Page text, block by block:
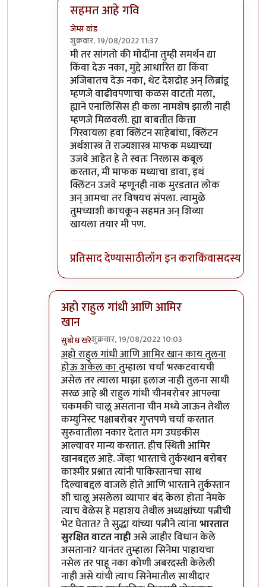
सहमत आहे गवि
जेम्स वांड
शुक्रवार, 19/08/2022 11:37
In reply toविरोधात वैयक्तिक पण नाहीby
मी तर सांगतो की मोदींना तुम्ही समर्थन द्या
किंवा देऊ नका, मुद्दे आधारित द्या किंवा
अजिबातच देऊ नका, थेट देशद्रोह अन् लिब्रांडू
म्हणजे वाढीवपणाचा कळस वाटतो मला,
ह्याने एनालिसिस ही कला नामशेष झाली नाही
म्हणजे मिळवली. ह्या बाबतीत कित्ता
गिरवायला हवा क्लिंटन साहेबांचा, क्लिंटन
अर्थशास्त्र ते राज्यशास्त्र माफक मध्याच्या
उजवे आहेत हे ते स्वतः निरलास कबूल
करतात, मी माफक मध्याचा डावा, इथं
क्लिंटन उजवे म्हणूनही नाक मुरडतात लोक
अन् आमचा तर विषयच संपला. त्यामुळे
तुमच्याशी काचकून सहमत अन् शिव्या
खायला तयार मी पण.
प्रतिसाद देण्यासाठीलॉग इन कराकिंवासदस्य व्हा
अहो राहुल गांधी आणि आमिर
खान
सुबोध खरेशुक्रवार, 19/08/2022 10:03
In reply toआमचं सोडा डॉक्टरbyजेम्स वांड
अहो राहुल गांधी आणि आमिर खान काय तुलना
होऊ शकेल कातुम्हाला चर्चा भरकटवायची
असेल तर त्याला माझा इलाज नाही तुलना साधी
सरळ आहे श्री राहुल गांधी चीनबरोबर आपल्या
चकमकी चालू असताना चीन मध्ये जाऊन तेथील
कम्युनिस्ट पक्षाबरोबर गुप्तपणे चर्चा करतात
सुरुवातीला नकार देतात मग उघडकीस
आल्यावर मान्य करतात. हीच स्थिती आमिर
खानबद्दल आहे. जेंव्हा भारताचे तुर्कस्थान बरोबर
काश्मीर प्रश्नात त्यांनी पाकिस्तानचा साथ
दिल्याबद्दल वाजले होते आणि भारताने तुर्कस्तान
शी चालू असलेला व्यापार बंद केला होता नेमके
त्याच वेळेस हे महाशय तेथील अध्यक्षांच्या पत्नीची
भेट घेतात? ते सुद्धा यांच्या पत्नीने त्यांनाभारतात
सुरक्षित वाटत नाहीअसे जाहीर विधान केले
असताना? यानंतर तुम्हाला सिनेमा पाहायचा
नसेल तर पाहू नका कोणी जबरदस्ती केलेली
नाही असे यांची त्याच सिनेमातील साथीदार